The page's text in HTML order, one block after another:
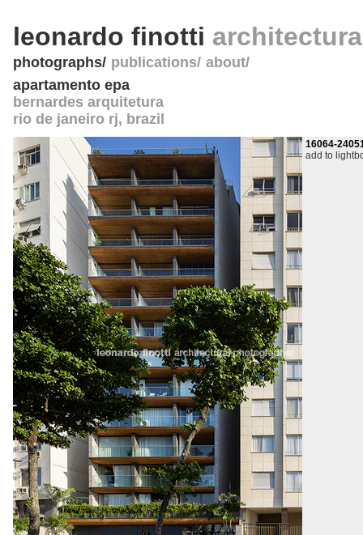
leonardo finotti
photographs publications about
apartamento epa
bernardes arquitetura
rio de janeiro rj, brazil
16064-
add to